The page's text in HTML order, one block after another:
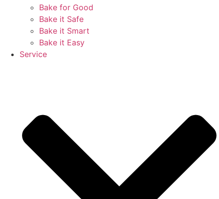
Bake for Good
Bake it Safe
Bake it Smart
Bake it Easy
Service